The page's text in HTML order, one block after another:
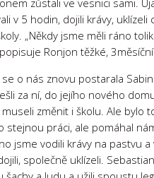
v 5 hodin, dojili krávy,
„Někdy jsme měli ráno
Ronjon těžké,
se o nás znovu postarala
za ní, do jejího nového
změnit i školu. Ale bylo
stejnou práci, ale pomáhal
jsme vodili krávy na pastvu
společně uklízeli.